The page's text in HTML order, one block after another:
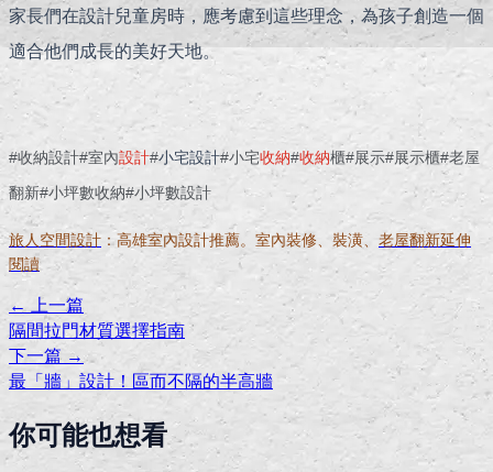
家長們在設計兒童房時，應考慮到這些理念，為孩子創造一個
適合他們成長的美好天地。
#收納設計#室內設計#小宅設計#小宅收納#收納櫃#展示#展示櫃#老屋
翻新#小坪數收納#小坪數設計
旅人空間設計 ：高雄室內設計推薦。室內裝修、裝潢、 老屋翻新延伸
閱讀
← 上一篇
隔間拉門材質選擇指南
下一篇 →
最「牆」設計！區而不隔的半高牆
你可能也想看